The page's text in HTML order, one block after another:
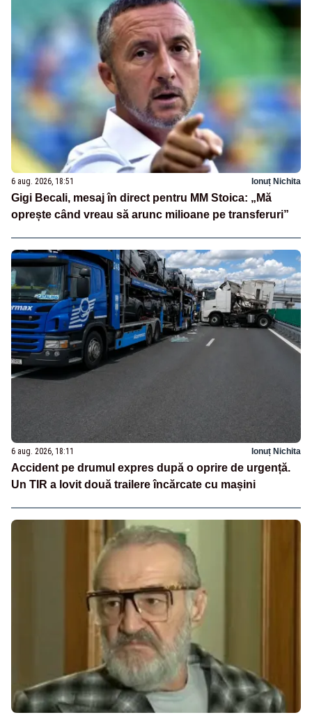
6 aug. 2026, 18:51 Ionuț Nichita
Gigi Becali, mesaj în direct pentru MM Stoica: „Mă
oprește când vreau să arunc milioane pe transferuri”
6 aug. 2026, 18:11 Ionuț Nichita
Accident pe drumul expres după o oprire de urgență.
Un TIR a lovit două trailere încărcate cu mașini